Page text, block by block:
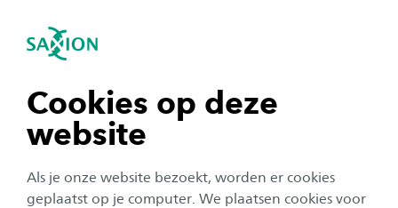
Cookies op deze
website
Als je onze website bezoekt, worden er cookies
geplaatst op je computer. We plaatsen cookies voor
Navigatie openen
tonen
tonen
tonen
sluiten